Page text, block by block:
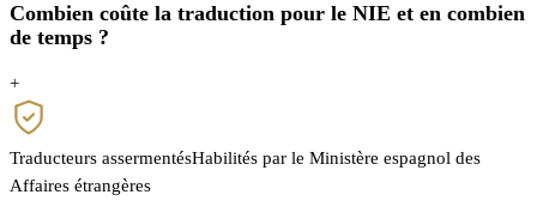
Combien coûte la traduction pour le NIE et en combien
de temps ?
+
Traducteurs assermentésHabilités par le Ministère espagnol des
Affaires étrangères